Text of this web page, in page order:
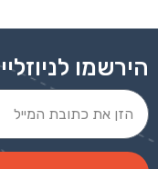
עט ג’ל מתכתי 21510